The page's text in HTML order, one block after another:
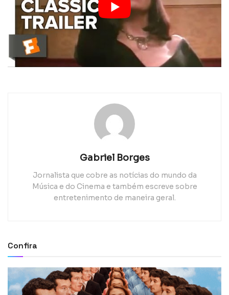
Gabriel Borges
Jornalista que cobre as notícias do mundo da
Música e do Cinema e também escreve sobre
entretenimento de maneira geral.
Confira